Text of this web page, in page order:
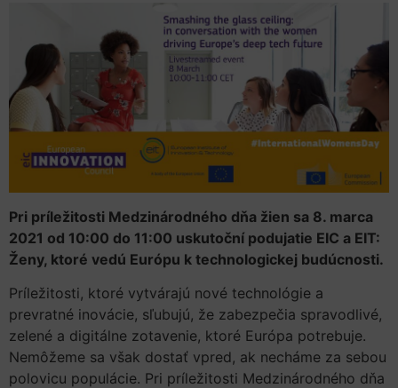
Pri príležitosti Medzinárodného dňa žien sa 8. marca
2021 od 10:00 do 11:00 uskutoční podujatie EIC a EIT:
Ženy, ktoré vedú Európu k technologickej budúcnosti.
Príležitosti, ktoré vytvárajú nové technológie a
prevratné inovácie, sľubujú, že zabezpečia spravodlivé,
zelené a digitálne zotavenie, ktoré Európa potrebuje.
Nemôžeme sa však dostať vpred, ak necháme za sebou
polovicu populácie. Pri príležitosti Medzinárodného dňa